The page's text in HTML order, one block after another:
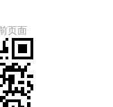
页面